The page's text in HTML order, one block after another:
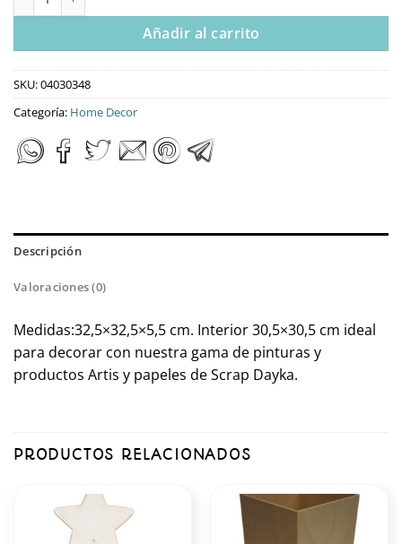
Añadir al carrito
SKU:04030348
Categoría: Home Decor
Descripción
Valoraciones (0)
Medidas:32,5×32,5×5,5 cm. Interior 30,5×30,5 cm ideal
para decorar con nuestra gama de pinturas y
productos Artis y papeles de Scrap Dayka.
PRODUCTOS RELACIONADOS